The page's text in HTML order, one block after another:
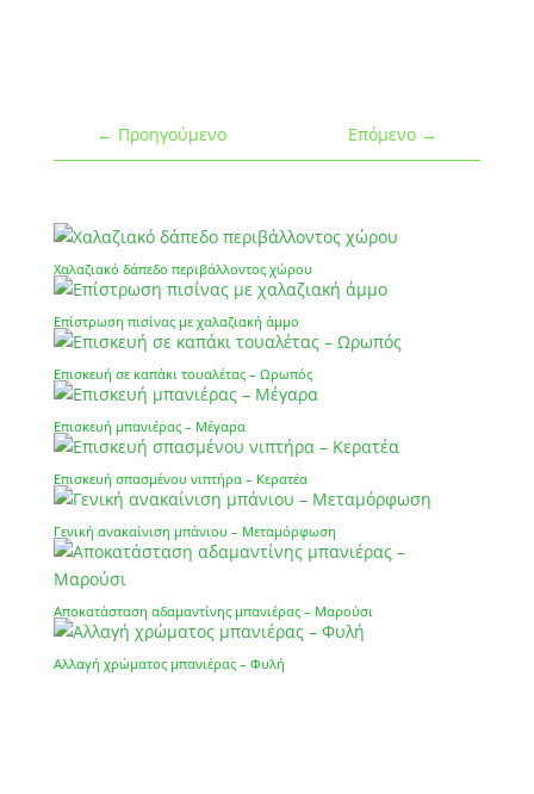
← Προηγούμενο Επόμενο →
Χαλαζιακό δάπεδο περιβάλλοντος χώρου
Επίστρωση πισίνας με χαλαζιακή άμμο
Επισκευή σε καπάκι τουαλέτας – Ωρωπός
Επισκευή μπανιέρας – Μέγαρα
Επισκευή σπασμένου νιπτήρα – Κερατέα
Γενική ανακαίνιση μπάνιου – Μεταμόρφωση
Αποκατάσταση αδαμαντίνης μπανιέρας – Μαρούσι
Αλλαγή χρώματος μπανιέρας – Φυλή